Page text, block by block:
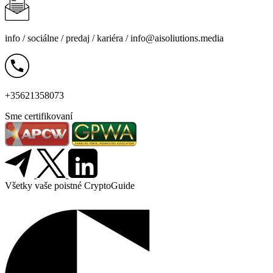
info /sociálne /predaj /kariéra /info@aisoliutions.media
+35621358073
Sme certifikovaní
Všetky vaše poistné CryptoGuide